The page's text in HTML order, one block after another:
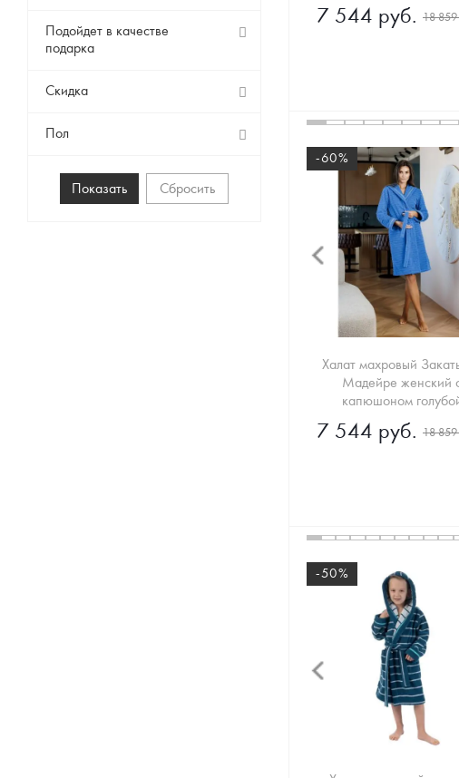
7 544 руб. 18 859
-60%
Халат махровый
Мадейре женский
капюшоном
7 544 руб. 18 859
-50%
Подойдет в качестве
подарка
Скидка
Пол
Сбросить